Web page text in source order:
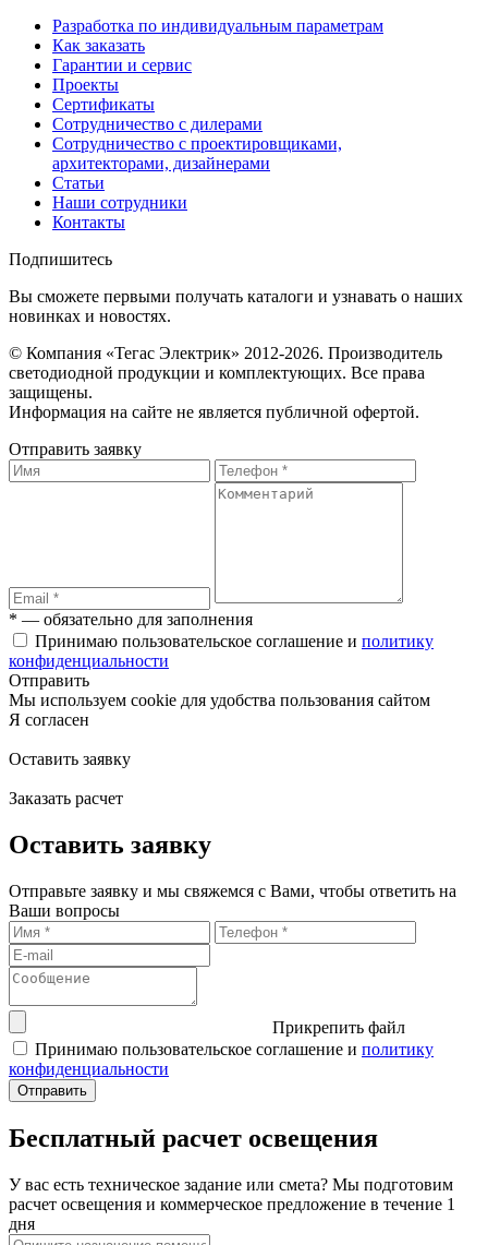
Разработка по индивидуальным параметрам
Как заказать
Гарантии и сервис
Проекты
Сертификаты
Сотрудничество с дилерами
Сотрудничество с проектировщиками,
архитекторами, дизайнерами
Статьи
Наши сотрудники
Контакты
Подпишитесь
Вы сможете первыми получать каталоги и узнавать о наших
новинках и новостях.
© Компания «Тегас Электрик» 2012-2026. Производитель
светодиодной продукции и комплектующих. Все права
защищены.
Информация на сайте не является публичной офертой.
Отправить заявку
* — обязательно для заполнения
Принимаю пользовательское соглашение и политику
конфиденциальности
Отправить
Мы используем cookie для удобства пользования сайтом
Я согласен
Оставить заявку
Заказать расчет
Оставить заявку
Отправьте заявку и мы свяжемся с Вами, чтобы ответить на
Ваши вопросы
Прикрепить файл
Принимаю пользовательское соглашение и политику
конфиденциальности
Бесплатный расчет освещения
У вас есть техническое задание или смета? Мы подготовим
расчет освещения и коммерческое предложение в течение 1
дня